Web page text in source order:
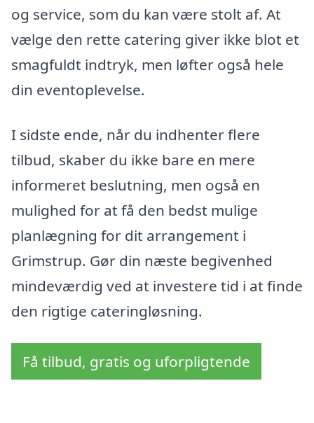
og service, som du kan være stolt af. At
vælge den rette catering giver ikke blot et
smagfuldt indtryk, men løfter også hele
din eventoplevelse.
I sidste ende, når du indhenter flere
tilbud, skaber du ikke bare en mere
informeret beslutning, men også en
mulighed for at få den bedst mulige
planlægning for dit arrangement i
Grimstrup. Gør din næste begivenhed
mindeværdig ved at investere tid i at finde
den rigtige cateringløsning.
Få tilbud, gratis og uforpligtende